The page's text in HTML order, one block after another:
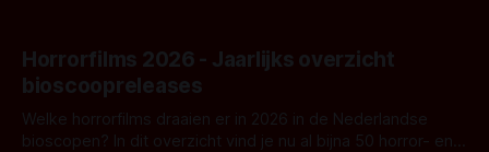
Horrorfilms 2026 - Jaarlijks overzicht
bioscoopreleases
Welke horrorfilms draaien er in 2026 in de Nederlandse
bioscopen? In dit overzicht vind je nu al bijna 50 horror- en